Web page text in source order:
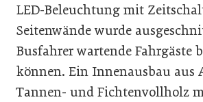
LED-Beleuchtung mit
Seitenwände wurde
Busfahrer wartende Fahrgäste
können. Ein Innenausbau aus
Tannen- und Fichtenvollholz